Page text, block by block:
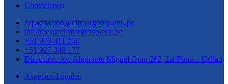
Contáctanos
capacitacion@cifmargroup.edu.pe
informes@cifmargroup.edu.pe
+51 970 411 264
+51 927 349 177
Dirección: Av. Almirante Miguel Grau 262, La Punta - Callao
Aspectos Legales